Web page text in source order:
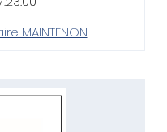
MAINTENON